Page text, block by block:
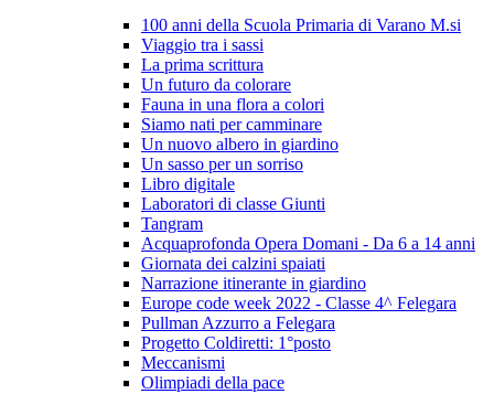
100 anni della Scuola Primaria di Varano M.si
Viaggio tra i sassi
La prima scrittura
Un futuro da colorare
Fauna in una flora a colori
Siamo nati per camminare
Un nuovo albero in giardino
Un sasso per un sorriso
Libro digitale
Laboratori di classe Giunti
Tangram
Acquaprofonda Opera Domani - Da 6 a 14 anni
Giornata dei calzini spaiati
Narrazione itinerante in giardino
Europe code week 2022 - Classe 4^ Felegara
Pullman Azzurro a Felegara
Progetto Coldiretti: 1°posto
Meccanismi
Olimpiadi della pace